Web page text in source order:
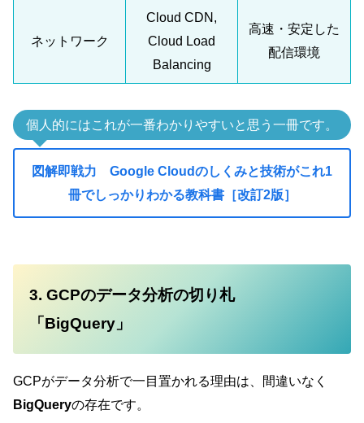
ネットワーク
Cloud CDN,
Cloud Load
Balancing
高速・安定した
配信環境
個人的にはこれが一番わかりやすいと思う一冊です。
図解即戦力 Google Cloudのしくみと技術がこれ1
冊でしっかりわかる教科書［改訂2版］
3. GCPのデータ分析の切り札
「BigQuery」
GCPがデータ分析で一目置かれる理由は、間違いなく
BigQueryの存在です。